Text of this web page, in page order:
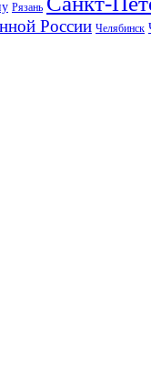
Рязань
России Челябинск